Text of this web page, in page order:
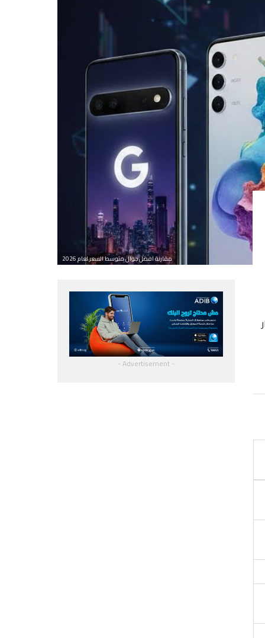
مقارنة افضل جوال متوسط السعر لعام 2026
- Advertisement -